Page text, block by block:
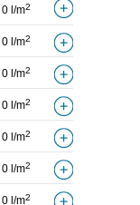
0 l/m2
0 l/m2
0 l/m2
0 l/m2
0 l/m2
0 l/m2
0 l/m2